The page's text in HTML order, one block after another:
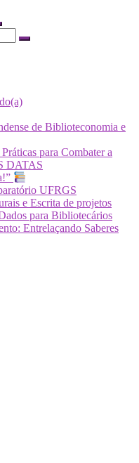
Search
de Biblioteconomia e
para Combater a
DATAS
UFRGS
e Escrita de projetos
para Bibliotecários
Entrelaçando Saberes